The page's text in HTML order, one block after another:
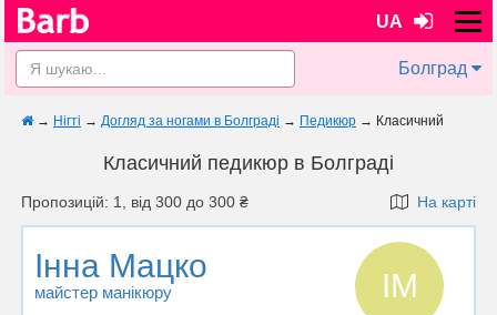
UA
Болград
→ Нігті → Догляд за ногами в Болграді → Педикюр → Класичний
Класичний педикюр в Болграді
Пропозицій: 1, від 300 до 300 ₴ На карті
Інна Мацко
майстер манікюру ІМ